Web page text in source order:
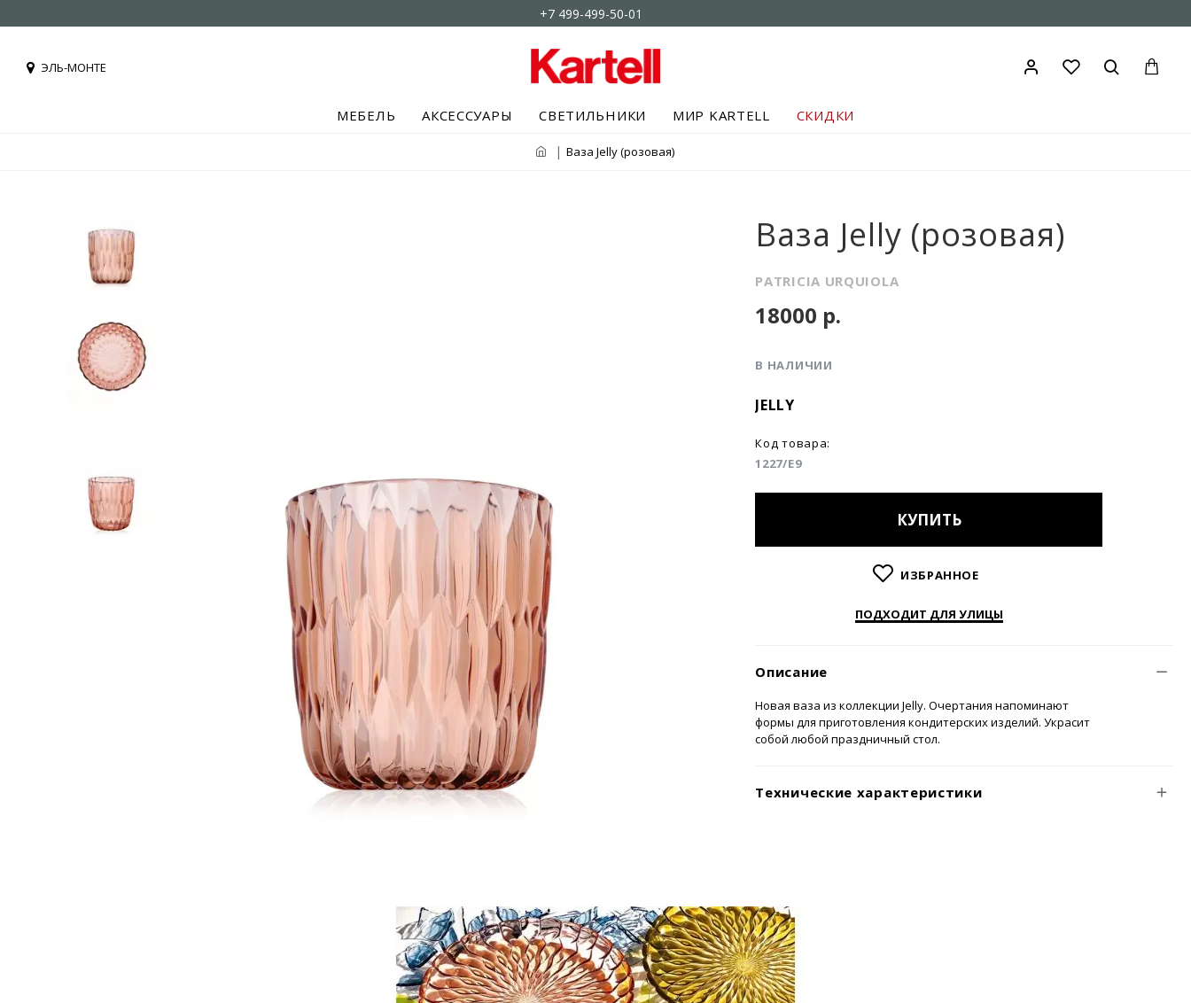
+7 499-499-50-01
ЭЛЬ-МОНТЕ
МЕБЕЛЬ АКСЕССУАРЫ СВЕТИЛЬНИКИ МИР KARTELL СКИДКИ
Ваза Jelly (розовая)
Ваза Jelly (розовая)
PATRICIA URQUIOLA
В НАЛИЧИИ
JELLY
Код товара:
1227/E9
18000 р.
КУПИТЬ
ИЗБРАННОЕ
ПОДХОДИТ ДЛЯ УЛИЦЫ
Описание
Новая ваза из коллекции Jelly. Очертания напоминают
формы для приготовления кондитерских изделий. Украсит
собой любой праздничный стол.
Технические характеристики